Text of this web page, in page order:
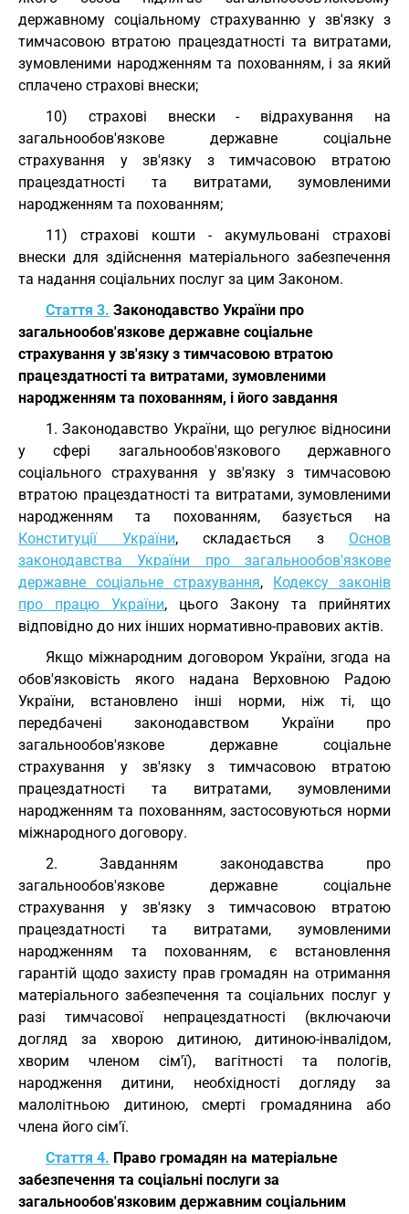
державному соціальному страхуванню у зв'язку з
тимчасовою втратою працездатності та витратами,
зумовленими народженням та похованням, і за який
сплачено страхові внески;
10) страхові внески - відрахування на
загальнообов'язкове державне соціальне
страхування у зв'язку з тимчасовою втратою
працездатності та витратами, зумовленими
народженням та похованням;
11) страхові кошти - акумульовані страхові
внески для здійснення матеріального забезпечення
та надання соціальних послуг за цим Законом.
Стаття 3. Законодавство України про
загальнообов'язкове державне соціальне
страхування у зв'язку з тимчасовою втратою
працездатності та витратами, зумовленими
народженням та похованням, і його завдання
1. Законодавство України, що регулює відносини
у сфері загальнообов'язкового державного
соціального страхування у зв'язку з тимчасовою
втратою працездатності та витратами, зумовленими
народженням та похованням, базується на
Конституції України, складається з Основ
законодавства України про загальнообов'язкове
державне соціальне страхування, Кодексу законів
про працю України, цього Закону та прийнятих
відповідно до них інших нормативно-правових актів.
Якщо міжнародним договором України, згода на
обов'язковість якого надана Верховною Радою
України, встановлено інші норми, ніж ті, що
передбачені законодавством України про
загальнообов'язкове державне соціальне
страхування у зв'язку з тимчасовою втратою
працездатності та витратами, зумовленими
народженням та похованням, застосовуються норми
міжнародного договору.
2. Завданням законодавства про
загальнообов'язкове державне соціальне
страхування у зв'язку з тимчасовою втратою
працездатності та витратами, зумовленими
народженням та похованням, є встановлення
гарантій щодо захисту прав громадян на отримання
матеріального забезпечення та соціальних послуг у
разі тимчасової непрацездатності (включаючи
догляд за хворою дитиною, дитиною-інвалідом,
хворим членом сім'ї), вагітності та пологів,
народження дитини, необхідності догляду за
малолітньою дитиною, смерті громадянина або
члена його сім'ї.
Стаття 4. Право громадян на матеріальне
забезпечення та соціальні послуги за
загальнообов'язковим державним соціальним